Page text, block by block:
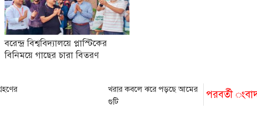
বরেন্দ্র বিশ্ববিদ্যালয়ে প্লাস্টিকের
বিনিময়ে গাছের চারা বিতরণ
পরবর্তী
খরার কবলে ঝরে পড়ছে আমের
গুটি